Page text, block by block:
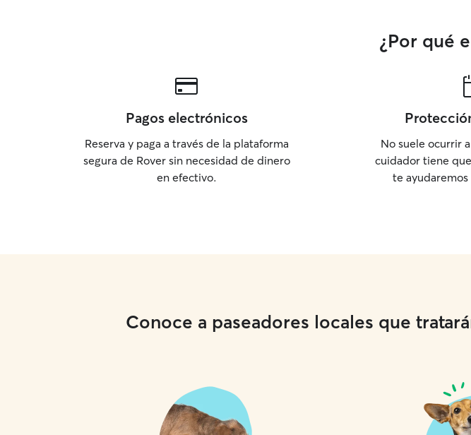
¿Por qué
Pagos electrónicos
Reserva y paga a través de la plataforma
segura de Rover sin necesidad de dinero
en efectivo.
No suele ocurrir
cuidador tiene
te
Conoce a paseadores locales que